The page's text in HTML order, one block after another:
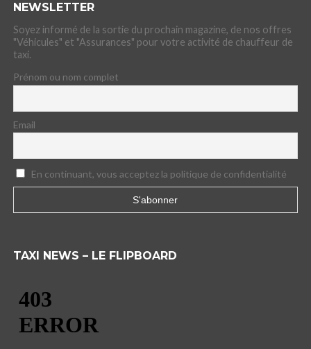
NEWSLETTER
Soyez informé de la sortie du prochain magazine, de nos offres
"Véhicules" et "Assurances" pour votre activité de chauffeur de
taxi.
Prénom ou nom complet
Email
En continuant, vous acceptez la politique de confidentialité
TAXI NEWS – LE FLIPBOARD